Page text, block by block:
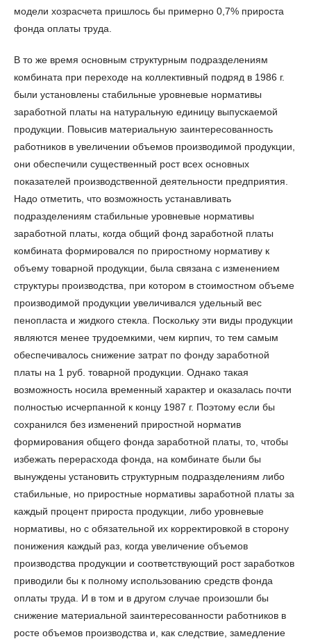
модели хозрасчета пришлось бы примерно 0,7% прироста
фонда оплаты труда.
В то же время основным структурным подразделениям
комбината при переходе на коллективный подряд в 1986 г.
были установлены стабильные уровневые нормативы
заработной платы на натуральную единицу выпускаемой
продукции. Повысив материальную заинтересованность
работников в увеличении объемов производимой продукции,
они обеспечили существенный рост всех основных
показателей производственной деятельности предприятия.
Надо отметить, что возможность устанавливать
подразделениям стабильные уровневые нормативы
заработной платы, когда общий фонд заработной платы
комбината формировался по приростному нормативу к
объему товарной продукции, была связана с изменением
структуры производства, при котором в стоимостном объеме
производимой продукции увеличивался удельный вес
пенопласта и жидкого стекла. Поскольку эти виды продукции
являются менее трудоемкими, чем кирпич, то тем самым
обеспечивалось снижение затрат по фонду заработной
платы на 1 руб. товарной продукции. Однако такая
возможность носила временный характер и оказалась почти
полностью исчерпанной к концу 1987 г. Поэтому если бы
сохранился без изменений приростной норматив
формирования общего фонда заработной платы, то, чтобы
избежать перерасхода фонда, на комбинате были бы
вынуждены установить структурным подразделениям либо
стабильные, но приростные нормативы заработной платы за
каждый процент прироста продукции, либо уровневые
нормативы, но с обязательной их корректировкой в сторону
понижения каждый раз, когда увеличение объемов
производства продукции и соответствующий рост заработков
приводили бы к полному использованию средств фонда
оплаты труда. И в том и в другом случае произошли бы
снижение материальной заинтересованности работников в
росте объемов производства и, как следствие, замедление